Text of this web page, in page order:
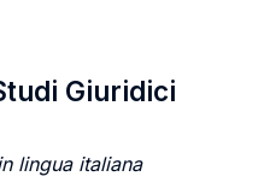
Giuridici
lingua italiana